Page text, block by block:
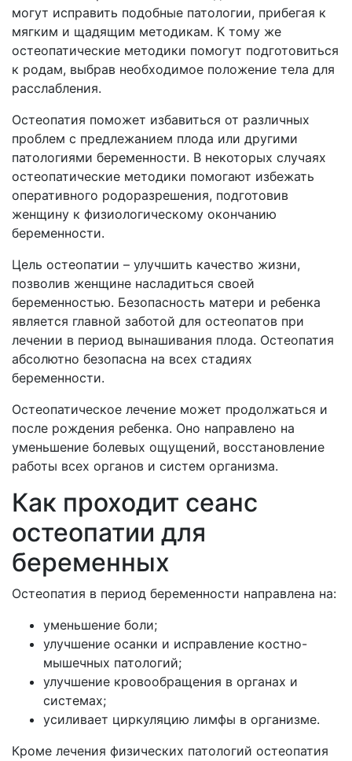
могут исправить подобные патологии, прибегая к
мягким и щадящим методикам. К тому же
остеопатические методики помогут подготовиться
к родам, выбрав необходимое положение тела для
расслабления.
Остеопатия поможет избавиться от различных
проблем с предлежанием плода или другими
патологиями беременности. В некоторых случаях
остеопатические методики помогают избежать
оперативного родоразрешения, подготовив
женщину к физиологическому окончанию
беременности.
Цель остеопатии – улучшить качество жизни,
позволив женщине насладиться своей
беременностью. Безопасность матери и ребенка
является главной заботой для остеопатов при
лечении в период вынашивания плода. Остеопатия
абсолютно безопасна на всех стадиях
беременности.
Остеопатическое лечение может продолжаться и
после рождения ребенка. Оно направлено на
уменьшение болевых ощущений, восстановление
работы всех органов и систем организма.
Как проходит сеанс
остеопатии для
беременных
Остеопатия в период беременности направлена на:
уменьшение боли;
улучшение осанки и исправление костно-
мышечных патологий;
улучшение кровообращения в органах и
системах;
усиливает циркуляцию лимфы в организме.
Кроме лечения физических патологий остеопатия